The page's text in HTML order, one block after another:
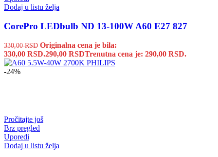
Dodaj u listu želja
CorePro LEDbulb ND 13-100W A60 E27 827
330,00RSD Originalna cena je bila:
330,00 RSD.290,00 RSDTrenutna cena je: 290,00 RSD.
-24%
Pročitajte još
Brz pregled
Uporedi
Dodaj u listu želja